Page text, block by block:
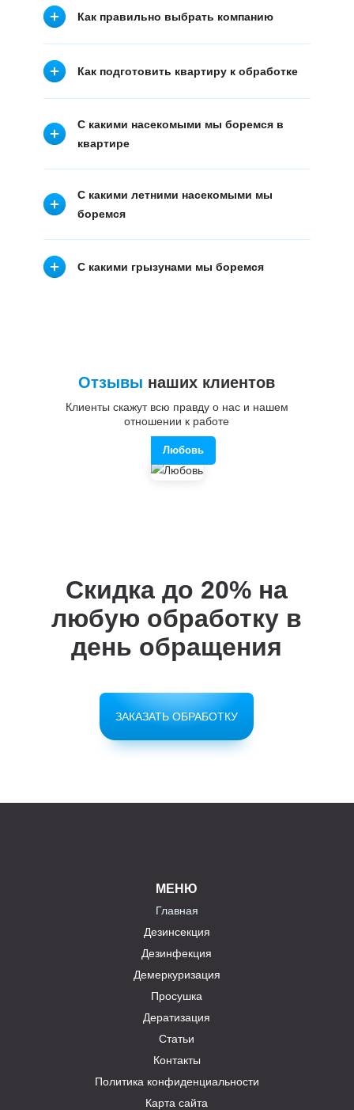
Как правильно выбрать компанию
Как подготовить квартиру к обработке
С какими насекомыми мы боремся в
квартире
С какими летними насекомыми мы
боремся
С какими грызунами мы боремся
Отзывы наших клиентов
Клиенты скажут всю правду о нас и нашем
отношении к работе
Любовь
Скидка до 20% на
любую обработку в
день обращения
ЗАКАЗАТЬ ОБРАБОТКУ
МЕНЮ
Главная
Дезинсекция
Дезинфекция
Демеркуризация
Просушка
Дератизация
Статьи
Контакты
Политика конфиденциальности
Карта сайта